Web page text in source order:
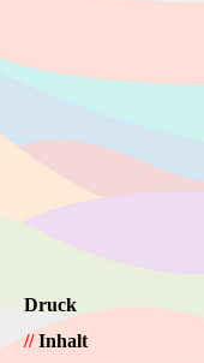
Druck
//Inhalt